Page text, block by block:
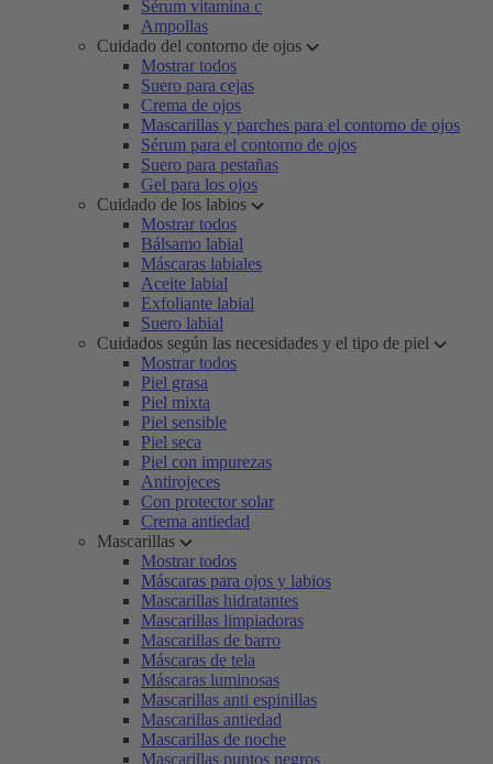
Sérum vitamina c
Ampollas
Cuidado del contorno de ojos
Mostrar todos
Suero para cejas
Crema de ojos
Mascarillas y parches para el contorno de ojos
Sérum para el contorno de ojos
Suero para pestañas
Gel para los ojos
Cuidado de los labios
Mostrar todos
Bálsamo labial
Máscaras labiales
Aceite labial
Exfoliante labial
Suero labial
Cuidados según las necesidades y el tipo de piel
Mostrar todos
Piel grasa
Piel mixta
Piel sensible
Piel seca
Piel con impurezas
Antirojeces
Con protector solar
Crema antiedad
Mascarillas
Mostrar todos
Máscaras para ojos y labios
Mascarillas hidratantes
Mascarillas limpiadoras
Mascarillas de barro
Máscaras de tela
Máscaras luminosas
Mascarillas anti espinillas
Mascarillas antiedad
Mascarillas de noche
Mascarillas puntos negros